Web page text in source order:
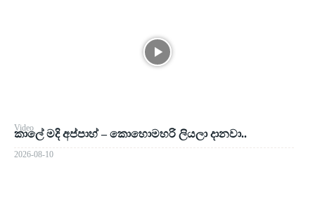
Video
කාලේ මදි අප්පාහ් – කොහොමහරි ලියලා දානවා..
2026-08-10